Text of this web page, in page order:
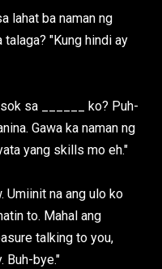
lahat ba naman ng
"Kung hindi ay
sa ______ ko? Puh-
Gawa ka naman ng
yang skills mo eh."
Umiinit na ang ulo ko
to. Mahal ang
talking to you,
Buh-bye."